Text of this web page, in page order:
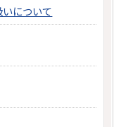
について